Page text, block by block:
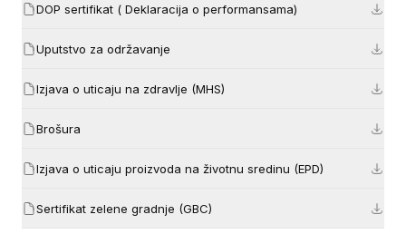
DOP sertifikat ( Deklaracija o performansama)
Uputstvo za održavanje
Izjava o uticaju na zdravlje (MHS)
Brošura
Izjava o uticaju proizvoda na životnu sredinu (EPD)
Sertifikat zelene gradnje (GBC)